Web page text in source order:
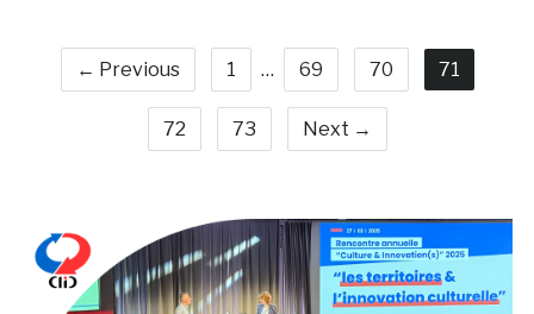
← Previous 1 … 69 70 71
72 73 Next →